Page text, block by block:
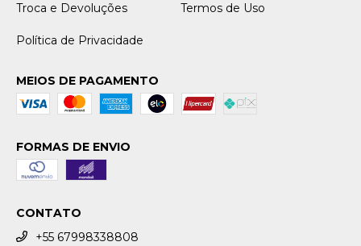
Troca e Devoluções
Termos de Uso
Política de Privacidade
MEIOS DE PAGAMENTO
FORMAS DE ENVIO
CONTATO
+55 67998338808